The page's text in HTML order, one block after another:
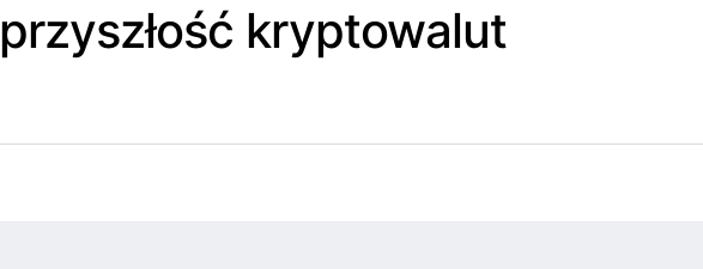
przyszłość kryptowalut